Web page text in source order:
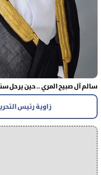
سالم آل صبيح المري .. حين يرحل
زاوية رئيس